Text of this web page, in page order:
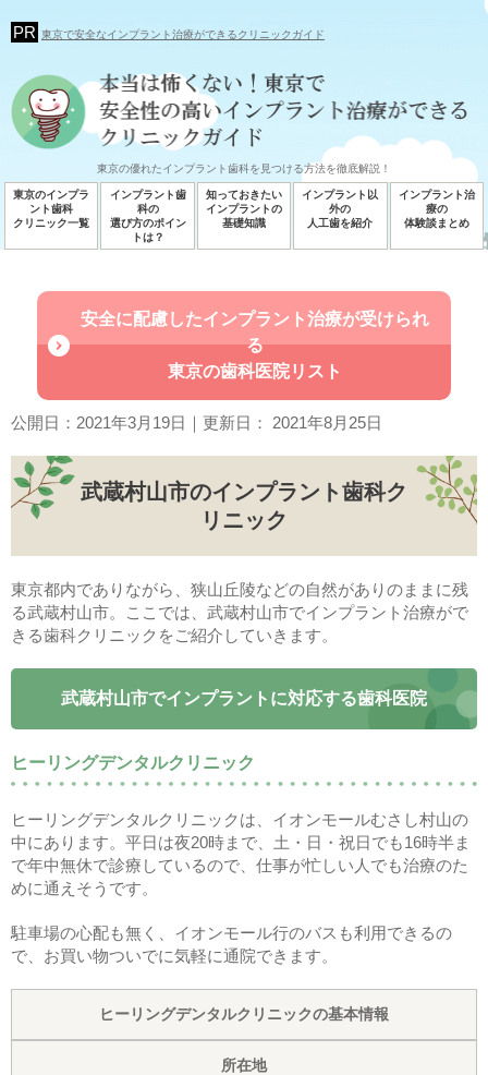
東京で安全なインプラント治療ができるクリニックガイド
東京の優れたインプラント歯科を見つける方法を徹底解説！
東京のインプラ
ント歯科
クリニック一覧
インプラント歯
科の
選び方のポイン
トは？
知っておきたい
インプラントの
基礎知識
インプラント以
外の
人工歯を紹介
インプラント治
療の
体験談まとめ
安全に配慮したインプラント治療が受けられ
る
東京の歯科医院リスト
公開日： 2021年3月19日 ｜更新日： 2021年8月25日
武蔵村山市のインプラント歯科ク
リニック
東京都内でありながら、狭山丘陵などの自然がありのままに残
る武蔵村山市。ここでは、武蔵村山市でインプラント治療がで
きる歯科クリニックをご紹介していきます。
武蔵村山市でインプラントに対応する歯科医院
ヒーリングデンタルクリニック
ヒーリングデンタルクリニックは、イオンモールむさし村山の
中にあります。平日は夜20時まで、土・日・祝日でも16時半ま
で年中無休で診療しているので、仕事が忙しい人でも治療のた
めに通えそうです。
駐車場の心配も無く、イオンモール行のバスも利用できるの
で、お買い物ついでに気軽に通院できます。
ヒーリングデンタルクリニックの基本情報
所在地